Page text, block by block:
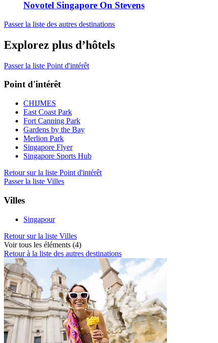
Novotel Singapore On Stevens
Passer la liste des autres destinations
Explorez plus d’hôtels
Passer la liste Point d'intérêt
Point d'intérêt
CHIJMES
East Coast Park
Fort Canning Park
Gardens by the Bay
Merlion Park
Singapore Flyer
Singapore Sports Hub
Retour sur la liste Point d'intérêt
Passer la liste Villes
Villes
Singapour
Retour sur la liste Villes
Voir tous les éléments (4)
Retour à la liste des autres destinations